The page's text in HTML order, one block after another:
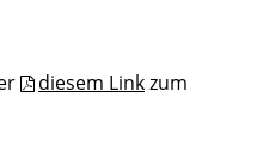
diesem Linkzum